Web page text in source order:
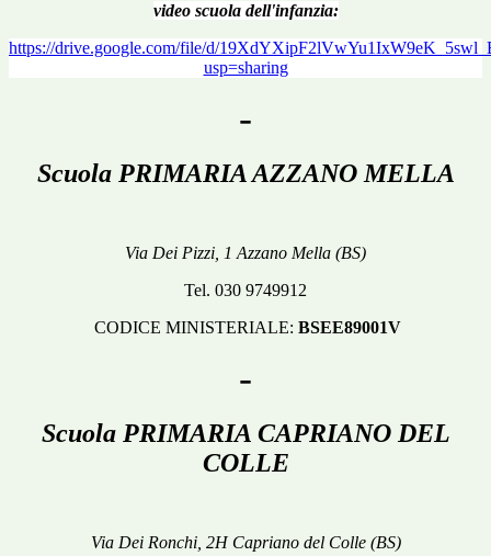
video scuola dell'infanzia:
https://drive.google.com/file/d/
usp=sharing
-
Scuola PRIMARIA AZZANO MELLA
Via Dei Pizzi, 1 Azzano Mella (BS)
Tel. 030 9749912
CODICE MINISTERIALE: BSEE89001V
-
Scuola PRIMARIA CAPRIANO DEL
COLLE
Via Dei Ronchi, 2H Capriano del Colle (BS)